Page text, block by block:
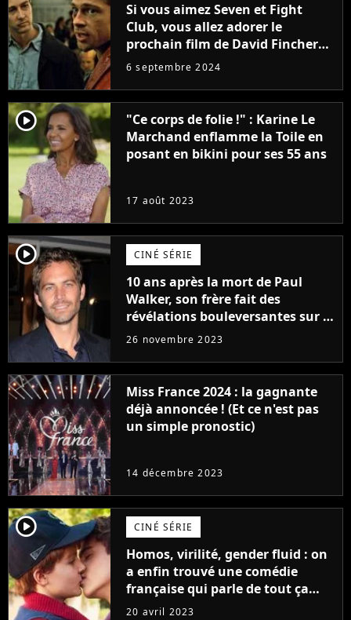
Si vous aimez Seven et Fight
Club, vous allez adorer le
prochain film de David Fincher
avec lequel il se réinvente
complètement
6 septembre 2024
player2
"Ce corps de folie !" : Karine Le
Marchand enflamme la Toile en
posant en bikini pour ses 55 ans
17 août 2023
player2 CINÉ SÉRIE
10 ans après la mort de Paul
Walker, son frère fait des
révélations bouleversantes sur la
réaction des acteurs de Fast and
26 novembre 2023
Miss France 2024 : la gagnante
déjà annoncée ! (Et ce n'est pas
un simple pronostic)
14 décembre 2023
player2 CINÉ SÉRIE
Homos, virilité, gender fluid : on
a enfin trouvé une comédie
française qui parle de tout ça
sans être super ringarde
20 avril 2023